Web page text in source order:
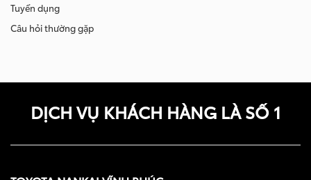
Tuyển dụng
Câu hỏi thường gặp
DỊCH VỤ KHÁCH HÀNG LÀ SỐ 1